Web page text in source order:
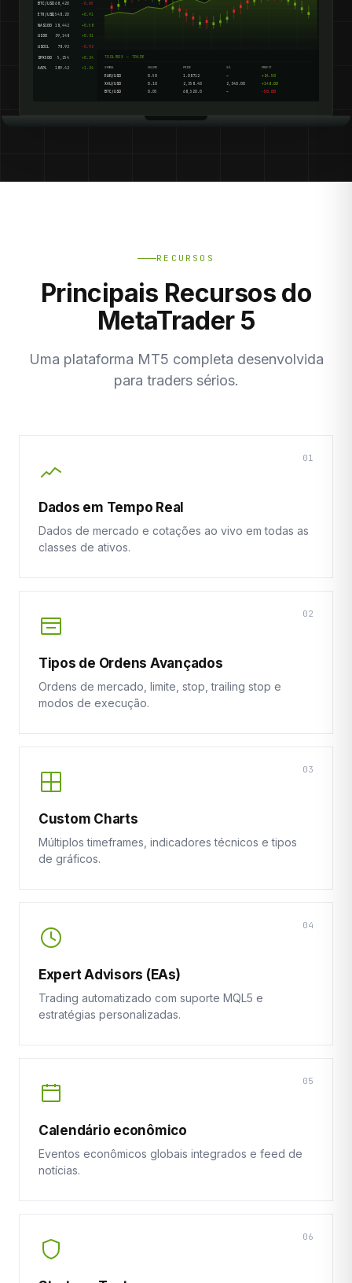
BTC/USD 68,420 -0.65
ETH/USD3,548.20 +0.91
NAS100 18,442 +0.58
US30 39,148 +0.31
USOIL 78.92 -0.92
SPX500 5,254 +0.24
AAPL 189.42 +1.24
TOOLBOX — TRADE
SYMBOL VOLUME PRICE S/L PROFIT
EUR/USD 0.50 1.08712 —
+24.50
XAU/USD
0.10 2,358.40 2,340.00
+148.00
BTC/USD
0.05 68,520.0 — -50.00
RECURSOS
Principais Recursos do
MetaTrader 5
Uma plataforma MT5 completa desenvolvida
para traders sérios.
01
Dados em Tempo Real
Dados de mercado e cotações ao vivo em todas as
classes de ativos.
02
Tipos de Ordens Avançados
Ordens de mercado, limite, stop, trailing stop e
modos de execução.
03
Custom Charts
Múltiplos timeframes, indicadores técnicos e tipos
de gráficos.
04
Expert Advisors (EAs)
Trading automatizado com suporte MQL5 e
estratégias personalizadas.
05
Calendário econômico
Eventos econômicos globais integrados e feed de
notícias.
06